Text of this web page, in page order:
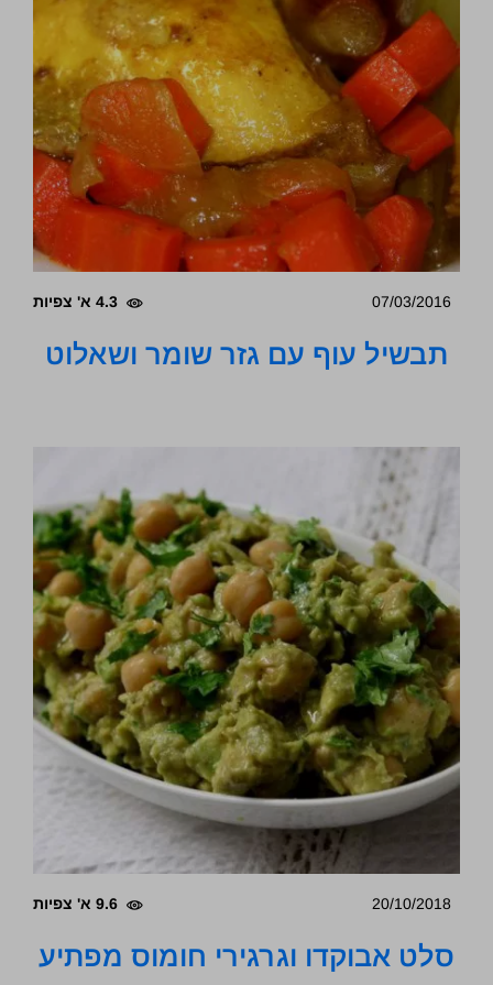
07/03/2016 4.3 א' צפיות
תבשיל עוף עם גזר שומר ושאלוט
20/10/2018 9.6 א' צפיות
סלט אבוקדו וגרגירי חומוס מפתיע